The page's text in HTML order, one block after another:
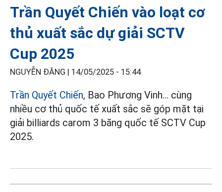
Trần Quyết Chiến vào loạt cơ
thủ xuất sắc dự giải SCTV
Cup 2025
NGUYỄN ĐĂNG | 14/05/2025 - 15:44
Trần Quyết Chiến, Bao Phương Vinh… cùng
nhiều cơ thủ quốc tế xuất sắc sẽ góp mặt tại
giải billiards carom 3 băng quốc tế SCTV Cup
2025.